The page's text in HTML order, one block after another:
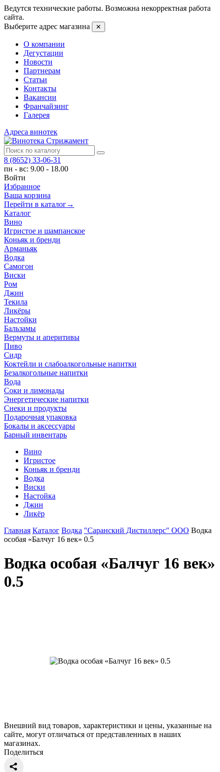
Ведутся технические работы. Возможна некорректная работа
сайта.
Выберите адрес магазина
✕
О компании
Дегустации
Новости
Партнерам
Статьи
Контакты
Вакансии
Франчайзинг
Галерея
Адреса винотек
8 (8652) 33-06-31
пн - вс: 9.00 - 18.00
Войти
Избранное
Ваша корзина
Перейти в каталог→
Каталог
Вино
Игристое и шампанское
Коньяк и бренди
Арманьяк
Водка
Самогон
Виски
Ром
Джин
Текила
Ликёры
Настойки
Бальзамы
Вермуты и аперитивы
Пиво
Сидр
Коктейли и слабоалкогольные напитки
Безалкогольные напитки
Вода
Соки и лимонады
Энергетические напитки
Снеки и продукты
Подарочная упаковка
Бокалы и аксессуары
Барный инвентарь
Вино
Игристое
Коньяк и бренди
Водка
Виски
Настойка
Джин
Ликёр
Главная Каталог Водка "Саранский Дистиллерс" ООО Водка
особая «Балчуг 16 век» 0.5
Водка особая «Балчуг 16 век»
0.5
Внешний вид товаров, характеристики и цены, указанные на
сайте, могут отличаться от представленных в наших
магазинах.
Поделиться